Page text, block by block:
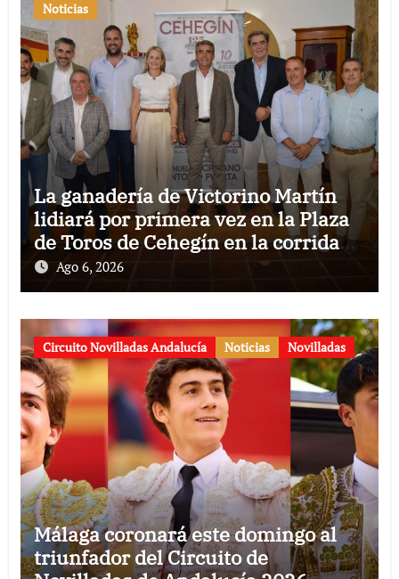
Noticias
La ganadería de Victorino Martín
lidiará por primera vez en la Plaza
de Toros de Cehegín en la corrida
conmemorativa de su 125
aniversario
Ago 6, 2026
Circuito Novilladas Andalucía Noticias Novilladas
Málaga coronará este domingo al
triunfador del Circuito de